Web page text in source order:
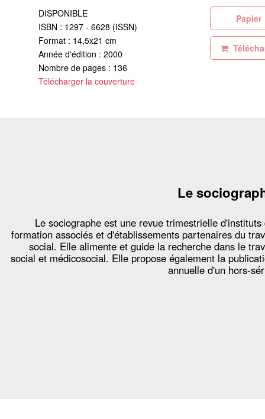
DISPONIBLE
ISBN : 1297 - 6628 (ISSN)
Format : 14,5x21 cm
Année d'édition : 2000
Nombre de pages : 136
Télécharger la couverture
Le
Le sociographe est une revue trimestrielle d'instituts
formation associés et d'établissements partenaires du
social. Elle alimente et guide la recherche dans le
social et médicosocial. Elle propose également la
annuelle d'un hors-